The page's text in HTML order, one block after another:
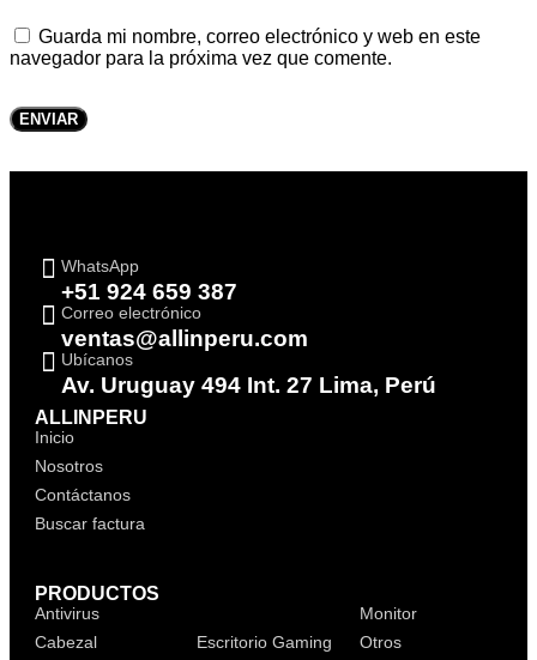
Guarda mi nombre, correo electrónico y web en este
navegador para la próxima vez que comente.
WhatsApp
+51 924 659 387
Correo electrónico
ventas@allinperu.com
Ubícanos
Av. Uruguay 494 Int. 27 Lima, Perú
ALLINPERU
Inicio
Nosotros
Contáctanos
Buscar factura
PRODUCTOS
Antivirus
Cabezal
Escritorio Gaming
Monitor
Otros